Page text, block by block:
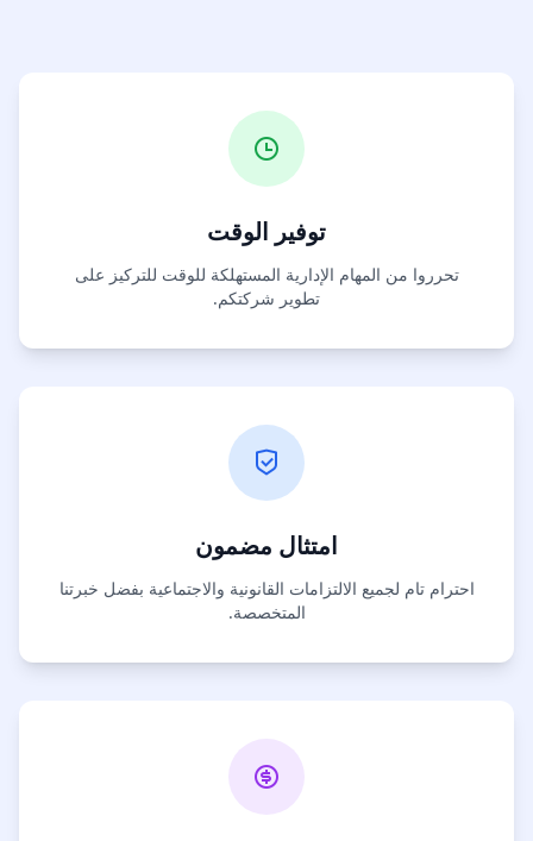
توفير الوقت
تحرروا من المهام الإدارية المستهلكة للوقت للتركيز على
تطوير شركتكم.
امتثال مضمون
احترام تام لجميع الالتزامات القانونية والاجتماعية بفضل خبرتنا
المتخصصة.